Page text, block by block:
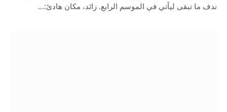
ندف ما تبقى ليأتي في الموسم الرابع. زائد، مكان هادئ:…